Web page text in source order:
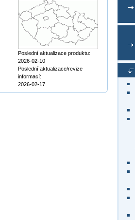
Poslední aktualizace produktu:
2026-02-10
Poslední aktualizace/revize
informací:
2026-02-17